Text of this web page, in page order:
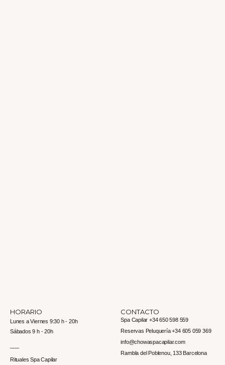
HORARIO
Lunes a Viernes 9:30 h - 20h
Sábados 9 h - 20h
Rituales Spa Capilar
CONTACTO
Spa Capilar +34 650 598 559
Reservas Peluquería +34 605 059 369
info@chowaspacapilar.com
Rambla del Poblenou, 133 Barcelona